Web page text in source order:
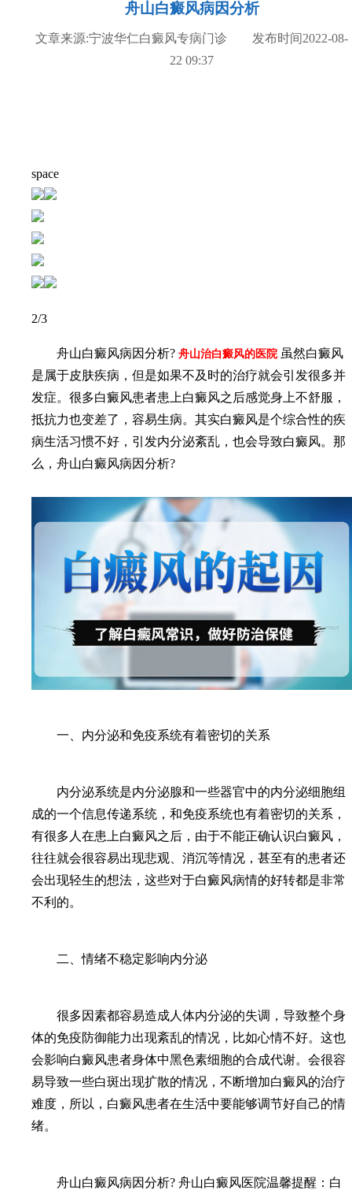
舟山白癜风病因分析
文章来源:宁波华仁白癜风专病门诊 发布时间2022-08-
22 09:37
space
2/3
舟山白癜风病因分析? 舟山治白癜风的医院虽然白癜风
是属于皮肤疾病，但是如果不及时的治疗就会引发很多并
发症。很多白癜风患者患上白癜风之后感觉身上不舒服，
抵抗力也变差了，容易生病。其实白癜风是个综合性的疾
病生活习惯不好，引发内分泌紊乱，也会导致白癜风。那
么，舟山白癜风病因分析?
一、内分泌和免疫系统有着密切的关系
内分泌系统是内分泌腺和一些器官中的内分泌细胞组
成的一个信息传递系统，和免疫系统也有着密切的关系，
有很多人在患上白癜风之后，由于不能正确认识白癜风，
往往就会很容易出现悲观、消沉等情况，甚至有的患者还
会出现轻生的想法，这些对于白癜风病情的好转都是非常
不利的。
二、情绪不稳定影响内分泌
很多因素都容易造成人体内分泌的失调，导致整个身
体的免疫防御能力出现紊乱的情况，比如心情不好。这也
会影响白癜风患者身体中黑色素细胞的合成代谢。会很容
易导致一些白斑出现扩散的情况，不断增加白癜风的治疗
难度，所以，白癜风患者在生活中要能够调节好自己的情
绪。
舟山白癜风病因分析? 舟山白癜风医院温馨提醒：白